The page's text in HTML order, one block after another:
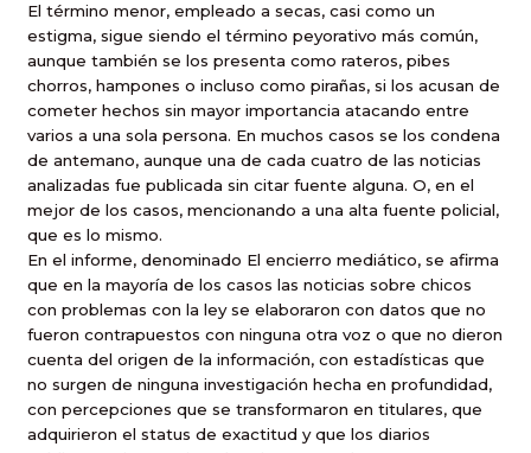
El término menor, empleado a secas, casi como un
estigma, sigue siendo el término peyorativo más común,
aunque también se los presenta como rateros, pibes
chorros, hampones o incluso como pirañas, si los acusan de
cometer hechos sin mayor importancia atacando entre
varios a una sola persona. En muchos casos se los condena
de antemano, aunque una de cada cuatro de las noticias
analizadas fue publicada sin citar fuente alguna. O, en el
mejor de los casos, mencionando a una alta fuente policial,
que es lo mismo.
En el informe, denominado El encierro mediático, se afirma
que en la mayoría de los casos las noticias sobre chicos
con problemas con la ley se elaboraron con datos que no
fueron contrapuestos con ninguna otra voz o que no dieron
cuenta del origen de la información, con estadísticas que
no surgen de ninguna investigación hecha en profundidad,
con percepciones que se transformaron en titulares, que
adquirieron el status de exactitud y que los diarios